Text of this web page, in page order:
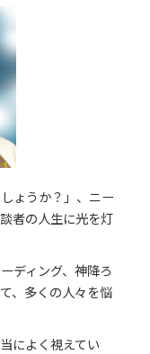
ょうか？」、ニー
者の人生に光を灯
ディング、神降ろ
、多くの人々を悩
によく視えてい